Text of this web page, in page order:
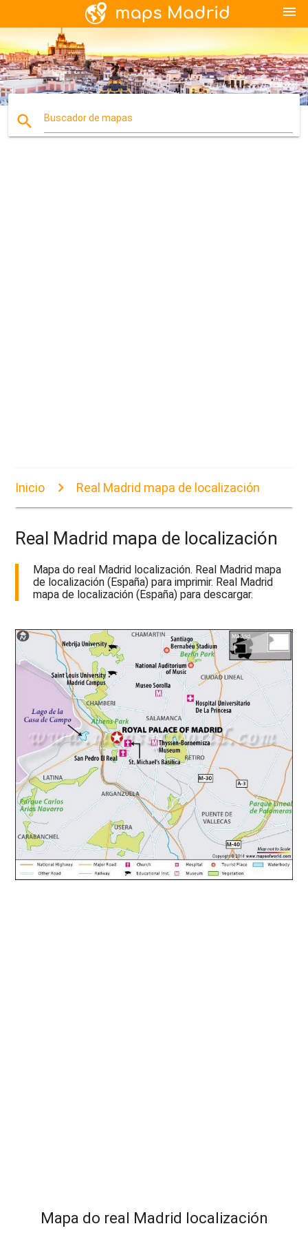
menu
search Buscador de mapas
Inicio Real Madrid mapa de localización
Real Madrid mapa de localización
Mapa do real Madrid localización. Real Madrid mapa
de localización (España) para imprimir. Real Madrid
mapa de localización (España) para descargar.
Mapa do real Madrid localización